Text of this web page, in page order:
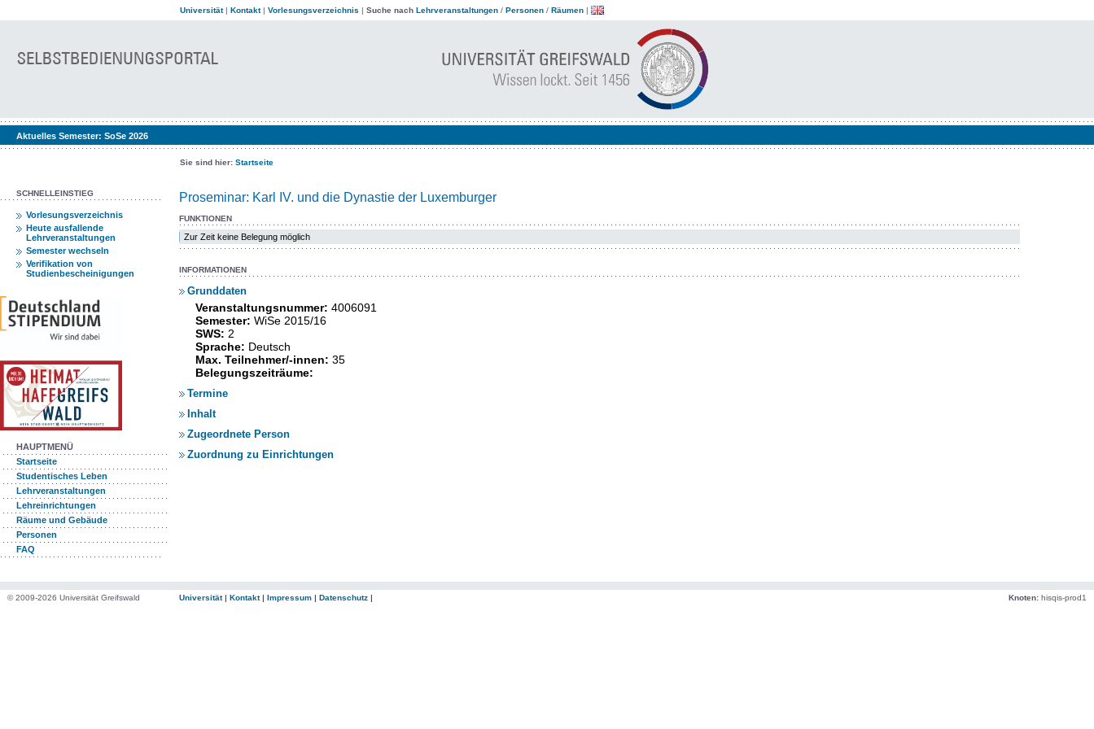
Universität| Kontakt| Vorlesungsverzeichnis | Suche nach Lehrveranstaltungen / Personen / Räumen |
Aktuelles Semester: SoSe 2026
Sie sind hier: Startseite
SCHNELLEINSTIEG
Vorlesungsverzeichnis
Heute ausfallende
Lehrveranstaltungen
Semester wechseln
Verifikation von
Studienbescheinigungen
HAUPTMENÜ
Startseite
Studentisches Leben
Lehrveranstaltungen
Lehreinrichtungen
Räume und Gebäude
Personen
FAQ
Proseminar: Karl IV. und die Dynastie der Luxemburger
FUNKTIONEN
Zur Zeit keine Belegung möglich
INFORMATIONEN
Grunddaten
Veranstaltungsnummer: 4006091
Semester: WiSe 2015/16
SWS: 2
Sprache: Deutsch
Max. Teilnehmer/-innen: 35
Belegungszeiträume:
Termine
Inhalt
Zugeordnete Person
Zuordnung zu Einrichtungen
© 2009-2026 Universität Greifswald Universität| Kontakt| Impressum | Datenschutz | Knoten: hisqis-prod1